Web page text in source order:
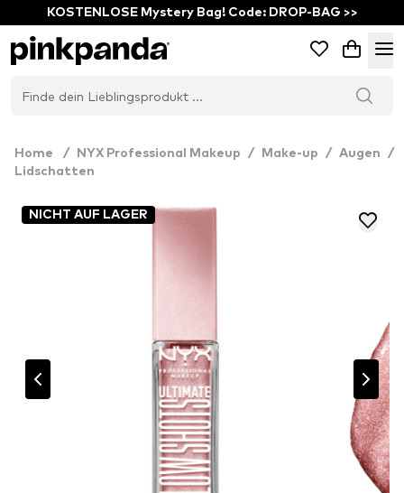
KOSTENLOSE Mystery Bag! Code: DROP-BAG >>
Home / NYX Professional Makeup / Make-up / Augen
/
Lidschatten
NICHT AUF LAGER